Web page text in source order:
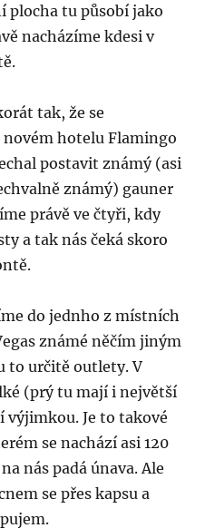
plocha tu působí jako
nacházíme kdesi v
tak, že se
novém hotelu Flamingo
postavit známý (asi
známý) gauner
právě ve čtyři, kdy
a tak nás čeká skoro
do jednho z místních
známé něčím jiným
to určitě outlety. V
(prý tu mají i největší
Je to takové
se nachází asi 120
nás padá únava. Ale
se přes kapsu a